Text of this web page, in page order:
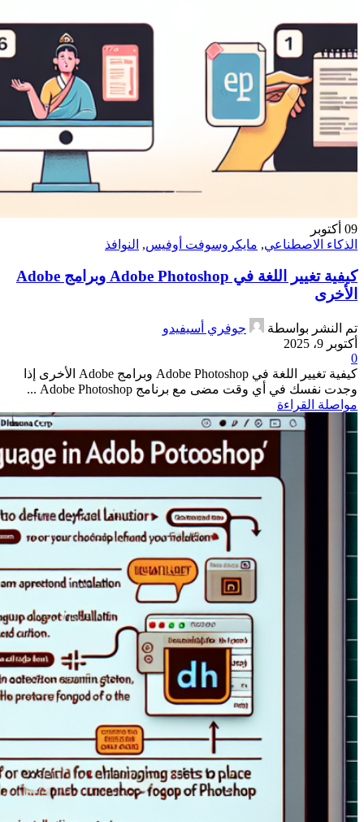
09 أكتوبر
الذكاء الاصطناعي, مايكروسوفت أوفيس, النوافذ
كيفية تغيير اللغة في Adobe Photoshop وبرامج Adobe
الأخرى
تم النشر بواسطة
جوفري أسيفيدو
أكتوبر 9، 2025
0
كيفية تغيير اللغة في Adobe Photoshop وبرامج Adobe الأخرى إذا
وجدت نفسك في أي وقت مضى مع برنامج Adobe Photoshop ...
مواصلة القراءة